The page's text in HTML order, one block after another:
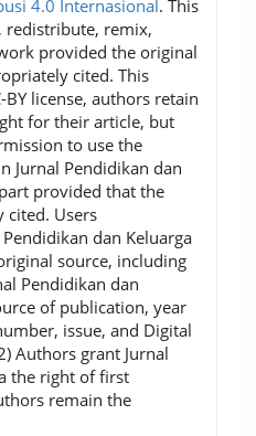
4.0 Internasional. This
redistribute, remix,
provided the original
cited. This
BY license, authors retain
for their article, but
to use the
Jurnal Pendidikan dan
provided that the
Users
dan Keluarga
source, including
Pendidikan dan
of publication, year
issue, and Digital
Authors grant Jurnal
the right of first
remain the